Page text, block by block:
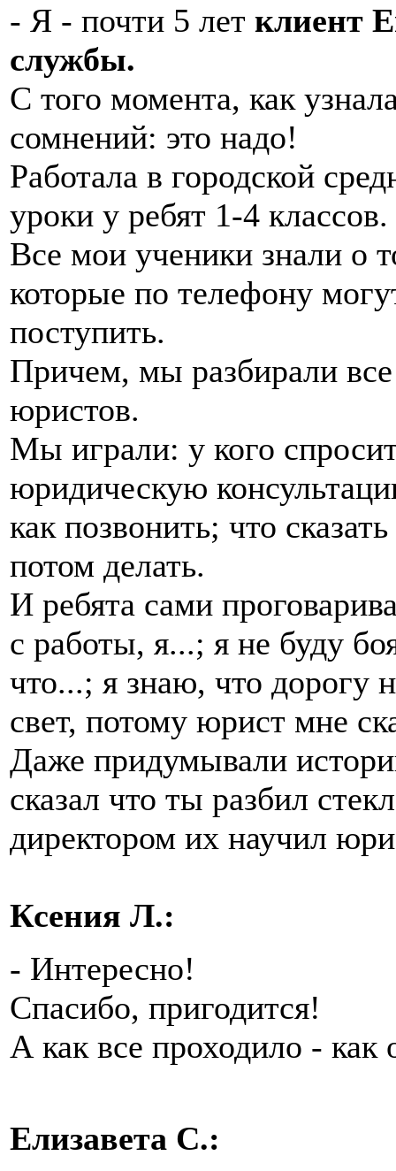
- Я - почти 5 лет клиент
службы.
С того момента, как
сомнений: это надо!
Работала в городской
уроки у ребят 1-4 классов.
Все мои ученики знали о
которые по телефону
поступить.
Причем, мы разбирали
юристов.
Мы играли: у кого
юридическую
как позвонить; что
потом делать.
И ребята сами
с работы, я...; я не буду
что...; я знаю, что дорогу
свет, потому юрист мне
Даже придумывали
сказал что ты разбил
директором их научил
Ксения Л.:
- Интересно!
Спасибо, пригодится!
А как все проходило - как
Елизавета С.: